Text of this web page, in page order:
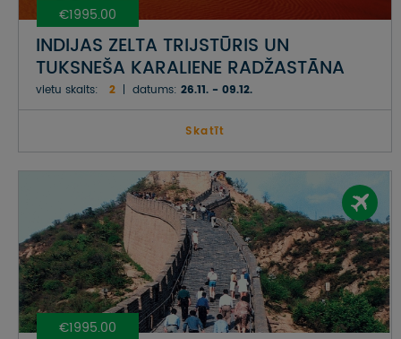
€1995.00
INDIJAS ZELTA TRIJSTŪRIS UN
TUKSNEŠA KARALIENE RADŽASTĀNA
vietu skaits: 2 datums: 26.11. - 09.12.
Skatīt
€1995.00